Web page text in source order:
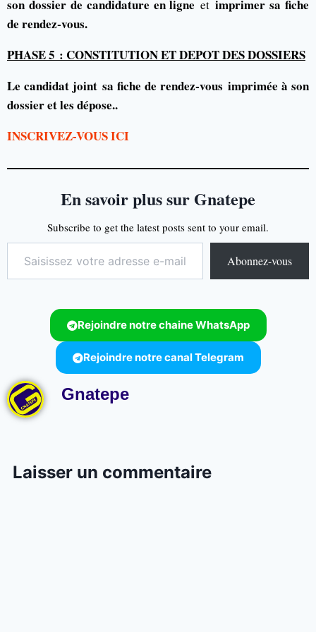
son dossier de candidature en ligne etimprimer sa fiche
de rendez-vous.
PHASE 5 : CONSTITUTION ET DEPOT DES DOSSIERS
Le candidat joint sa fiche de rendez-vous imprimée à son
dossier et les dépose..
INSCRIVEZ-VOUS ICI
En savoir plus sur Gnatepe
Subscribe to get the latest posts sent to your email.
Abonnez-vous
Rejoindre notre chaine WhatsApp
Rejoindre notre canal Telegram
Gnatepe
Laisser un commentaire